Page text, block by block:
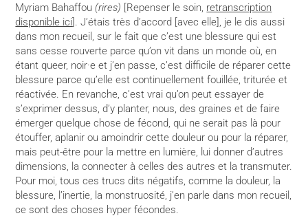
Myriam Bahaffou (rires) [Repenser le soin, retranscription
disponible ici]. J’étais très d’accord [avec elle], je le dis aussi
dans mon recueil, sur le fait que c’est une blessure qui est
sans cesse rouverte parce qu’on vit dans un monde où, en
étant queer, noir·e et j’en passe, c’est difficile de réparer cette
blessure parce qu’elle est continuellement fouillée, triturée et
réactivée. En revanche, c’est vrai qu’on peut essayer de
s’exprimer dessus, d’y planter, nous, des graines et de faire
émerger quelque chose de fécond, qui ne serait pas là pour
étouffer, aplanir ou amoindrir cette douleur ou pour la réparer,
mais peut-être pour la mettre en lumière, lui donner d’autres
dimensions, la connecter à celles des autres et la transmuter.
Pour moi, tous ces trucs dits négatifs, comme la douleur, la
blessure, l’inertie, la monstruosité, j’en parle dans mon recueil,
ce sont des choses hyper fécondes.